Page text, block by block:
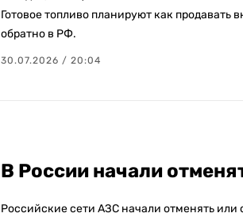
Готовое топливо планируют как продавать
обратно в РФ.
30.07.2026 / 20:04
В России начали
Российские сети АЗС начали отменять или